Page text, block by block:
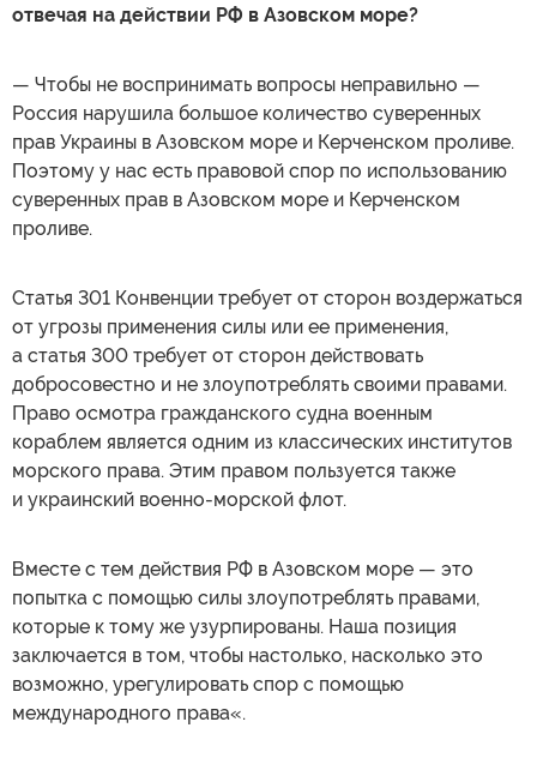
отвечая на действии РФ в Азовском море?
— Чтобы не воспринимать вопросы неправильно —
Россия нарушила большое количество суверенных
прав Украины в Азовском море и Керченском проливе.
Поэтому у нас есть правовой спор по использованию
суверенных прав в Азовском море и Керченском
проливе.
Статья 301 Конвенции требует от сторон воздержаться
от угрозы применения силы или ее применения,
а статья 300 требует от сторон действовать
добросовестно и не злоупотреблять своими правами.
Право осмотра гражданского судна военным
кораблем является одним из классических институтов
морского права. Этим правом пользуется также
и украинский военно-морской флот.
Вместе с тем действия РФ в Азовском море — это
попытка с помощью силы злоупотреблять правами,
которые к тому же узурпированы. Наша позиция
заключается в том, чтобы настолько, насколько это
возможно, урегулировать спор с помощью
международного права«.